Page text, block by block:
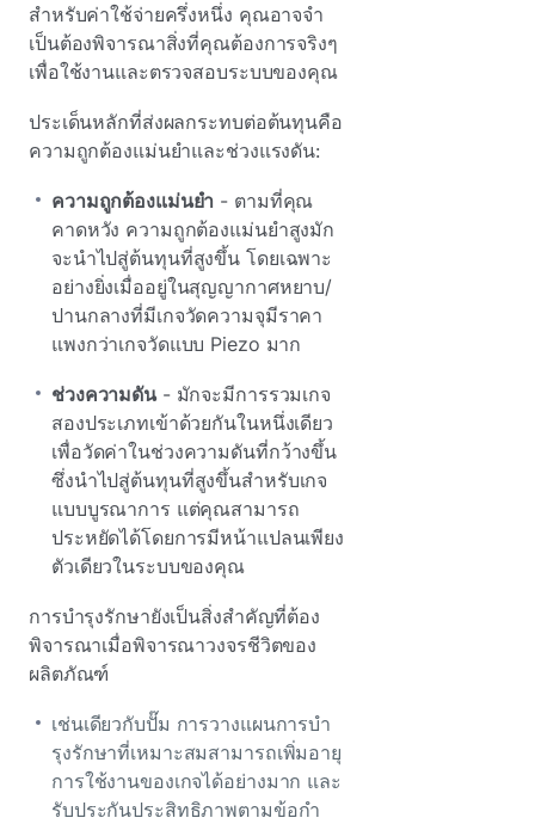
สําหรับค่าใช้จ่ายครึ่งหนึ่ง คุณอาจจํา
เป็นต้องพิจารณาสิ่งที่คุณต้องการจริงๆ
เพื่อใช้งานและตรวจสอบระบบของคุณ
ประเด็นหลักที่ส่งผลกระทบต่อต้นทุนคือ
ความถูกต้องแม่นยําและช่วงแรงดัน:
ความถูกต้องแม่นยํา - ตามที่คุณ
คาดหวัง ความถูกต้องแม่นยําสูงมัก
จะนําไปสู่ต้นทุนที่สูงขึ้น โดยเฉพาะ
อย่างยิ่งเมื่ออยู่ในสุญญากาศหยาบ/
ปานกลางที่มีเกจวัดความจุมีราคา
แพงกว่าเกจวัดแบบ Piezo มาก
ช่วงความดัน- มักจะมีการรวมเกจ
สองประเภทเข้าด้วยกันในหนึ่งเดียว
เพื่อวัดค่าในช่วงความดันที่กว้างขึ้น
ซึ่งนําไปสู่ต้นทุนที่สูงขึ้นสําหรับเกจ
แบบบูรณาการ แต่คุณสามารถ
ประหยัดได้โดยการมีหน้าแปลนเพียง
ตัวเดียวในระบบของคุณ
การบํารุงรักษายังเป็นสิ่งสําคัญที่ต้อง
พิจารณาเมื่อพิจารณาวงจรชีวิตของ
ผลิตภัณฑ์
เช่นเดียวกับปั๊ม การวางแผนการบํา
รุงรักษาที่เหมาะสมสามารถเพิ่มอายุ
การใช้งานของเกจได้อย่างมาก และ
รับประกันประสิทธิภาพตามข้อกํา